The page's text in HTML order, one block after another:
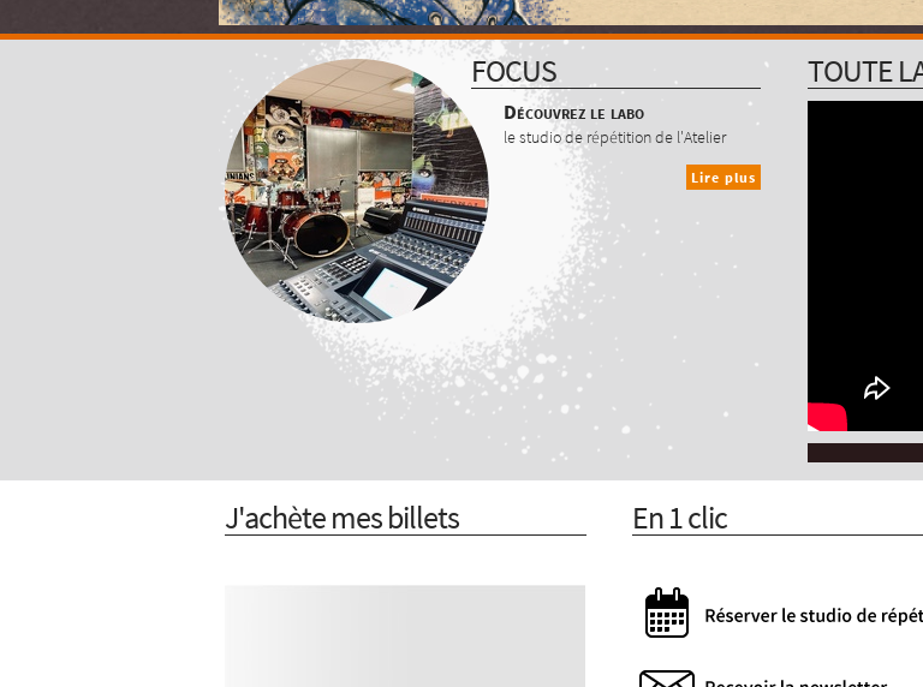
FOCUS
Découvrez le labo
le studio de répétition de l'Atelier
Lire plus
TOUTE
J'achète mes billets En 1 clic